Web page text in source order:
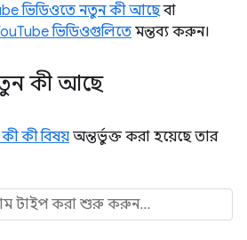
ভিডিওতে নতুন কী আছেবা
ভিডিওগুলিতে মন্তব্য করুন।
কী আছে
কী বিষয় অন্তর্ভুক্ত করা হয়েছে তার